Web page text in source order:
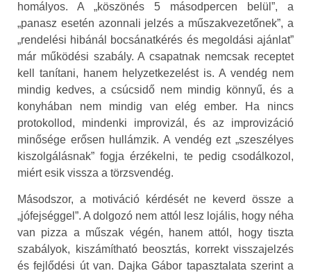
homályos. A „köszönés 5 másodpercen belül”, a
„panasz esetén azonnali jelzés a műszakvezetőnek”, a
„rendelési hibánál bocsánatkérés és megoldási ajánlat”
már működési szabály. A csapatnak nemcsak receptet
kell tanítani, hanem helyzetkezelést is. A vendég nem
mindig kedves, a csúcsidő nem mindig könnyű, és a
konyhában nem mindig van elég ember. Ha nincs
protokollod, mindenki improvizál, és az improvizáció
minősége erősen hullámzik. A vendég ezt „szeszélyes
kiszolgálásnak” fogja érzékelni, te pedig csodálkozol,
miért esik vissza a törzsvendég.
Másodszor, a motiváció kérdését ne keverd össze a
„jófejséggel”. A dolgozó nem attól lesz lojális, hogy néha
van pizza a műszak végén, hanem attól, hogy tiszta
szabályok, kiszámítható beosztás, korrekt visszajelzés
és fejlődési út van. Dajka Gábor tapasztalata szerint a